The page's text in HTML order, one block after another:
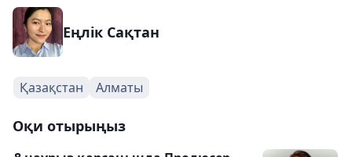
Еңлік Сақтан
Қазақстан Алматы
Оқи отырыңыз